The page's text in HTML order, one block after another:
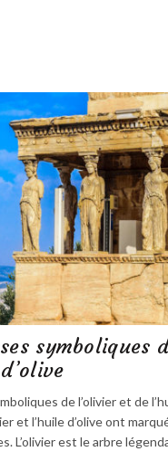
symboliques
de l’olivier et de
et l’huile d’olive ont
L’olivier est le arbre